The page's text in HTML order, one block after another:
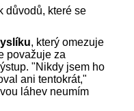
důvodů, které se
, který omezuje
považuje za
"Nikdy jsem ho
ani tentokrát,"
láhev neumím